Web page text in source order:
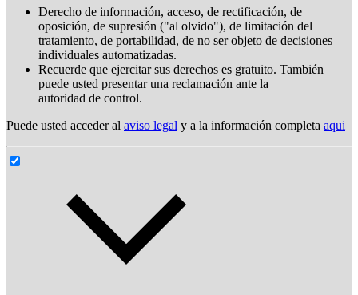
Derecho de información, acceso, de rectificación, de
oposición, de supresión ("al olvido"), de limitación del
tratamiento, de portabilidad, de no ser objeto de decisiones
individuales automatizadas.
Recuerde que ejercitar sus derechos es gratuito. También
puede usted presentar una reclamación ante la
autoridad de control.
Puede usted acceder al aviso legal y a la información completa aqui